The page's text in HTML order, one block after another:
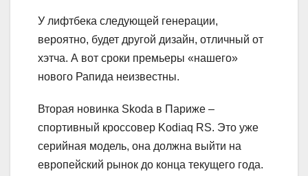
У лифтбека следующей генерации,
вероятно, будет другой дизайн, отличный от
хэтча. А вот сроки премьеры «нашего»
нового Рапида неизвестны.
Вторая новинка Skoda в Париже –
спортивный кроссовер Kodiaq RS. Это уже
серийная модель, она должна выйти на
европейский рынок до конца текущего года.